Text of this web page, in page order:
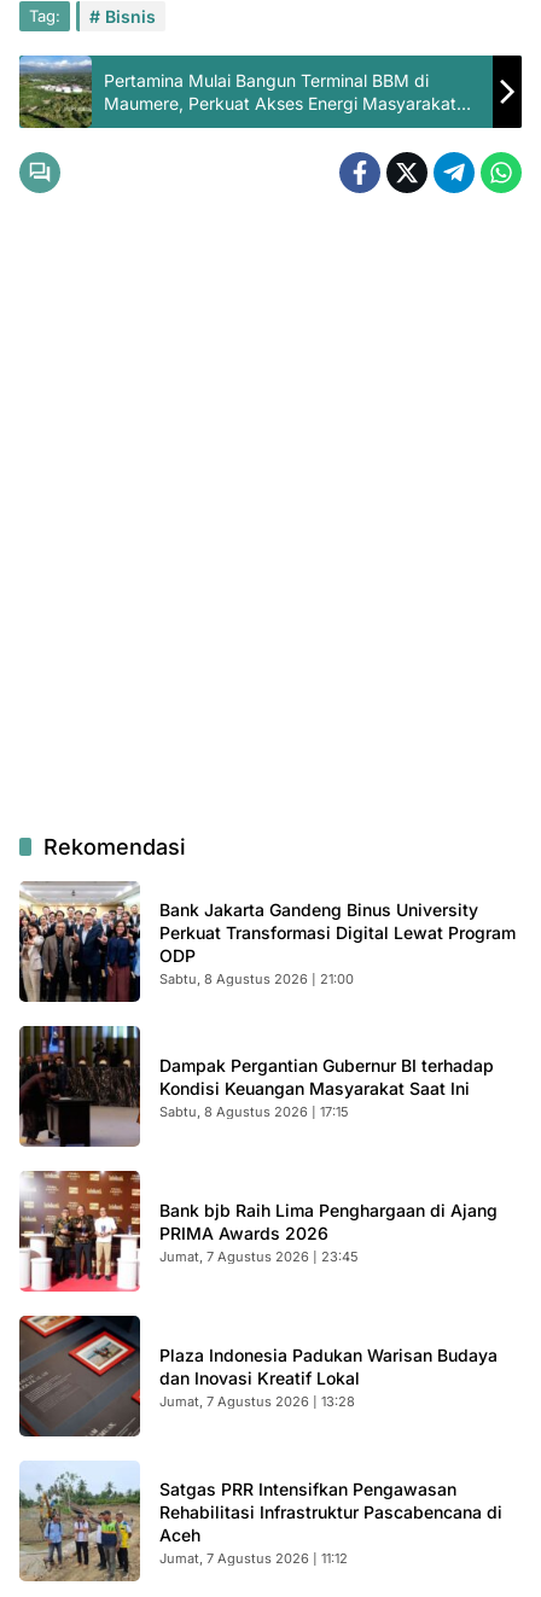
Tag: Bisnis
Pertamina Mulai Bangun Terminal BBM di
Maumere, Perkuat Akses Energi Masyarakat
Indonesia Timur
Rekomendasi
Bank Jakarta Gandeng Binus University
Perkuat Transformasi Digital Lewat Program
ODP
Sabtu, 8 Agustus 2026 | 21:00
Dampak Pergantian Gubernur BI terhadap
Kondisi Keuangan Masyarakat Saat Ini
Sabtu, 8 Agustus 2026 | 17:15
Bank bjb Raih Lima Penghargaan di Ajang
PRIMA Awards 2026
Jumat, 7 Agustus 2026 | 23:45
Plaza Indonesia Padukan Warisan Budaya
dan Inovasi Kreatif Lokal
Jumat, 7 Agustus 2026 | 13:28
Satgas PRR Intensifkan Pengawasan
Rehabilitasi Infrastruktur Pascabencana di
Aceh
Jumat, 7 Agustus 2026 | 11:12